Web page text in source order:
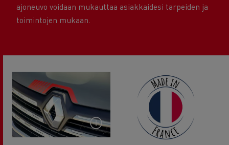
ajoneuvo voidaan mukauttaa asiakkaidesi tarpeiden ja
toimintojen mukaan.